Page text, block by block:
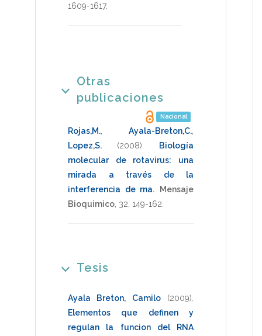
1609-1617.
Otras
publicaciones
Nacional
Rojas,M. Ayala-Breton,C.
Lopez,S.
(2008)
Biología
molecular de rotavirus: una
mirada a través de la
interferencia de rna.
Mensaje
Bioquimico 32 149-162
Tesis
Ayala Breton, Camilo (2009)
Elementos que definen y
regulan la funcion del RNA